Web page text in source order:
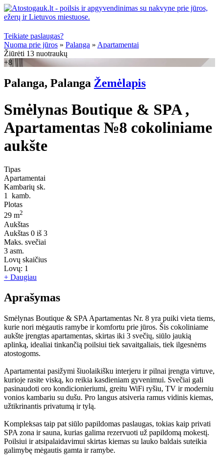
Teikiate paslaugas?
Nuoma prie jūros » Palanga » Apartamentai
Žiūrėti 13 nuotraukų
+8
Palanga, Palanga Žemėlapis
Smėlynas Boutique & SPA ,
Apartamentas №8 cokoliniame
aukšte
Tipas
Apartamentai
Kambarių sk.
1
kamb.
Plotas
29 m2
Aukštas
Aukštas 0 iš 3
Maks. svečiai
3 asm.
Lovų skaičius
Lovų: 1
+ Daugiau
Aprašymas
Smėlynas Boutique & SPA Apartamentas Nr. 8 yra puiki vieta tiems,
kurie nori mėgautis ramybe ir komfortu prie jūros. Šis cokoliniame
aukšte įrengtas apartamentas, skirtas iki 3 svečių, siūlo jaukią
aplinką, idealiai tinkančią poilsiui tiek savaitgaliais, tiek ilgesnėms
atostogoms.
Apartamentai pasižymi šiuolaikišku interjeru ir pilnai įrengta virtuve,
kurioje rasite viską, ko reikia kasdieniam gyvenimui. Svečiai gali
pasinaudoti oro kondicionieriumi, greitu WiFi ryšiu, TV ir moderniu
vonios kambariu su dušu. Pro langus atsiveria ramus vidinis kiemas,
užtikrinantis privatumą ir tylą.
Kompleksas taip pat siūlo papildomas paslaugas, tokias kaip privati
SPA zona ir sauna, kurias galima rezervuoti už papildomą mokestį.
Poilsiui ir atsipalaidavimui skirtas kiemas su lauko baldais suteikia
galimybę mėgautis gamta ir ramybe.